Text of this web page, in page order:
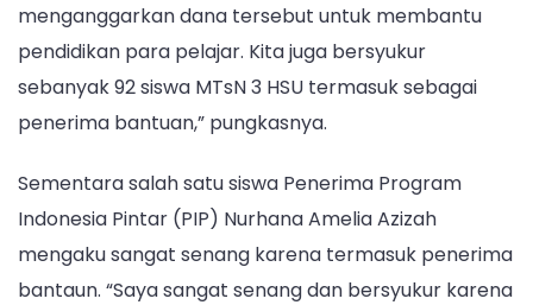
menganggarkan dana tersebut untuk membantu
pendidikan para pelajar. Kita juga bersyukur
sebanyak 92 siswa MTsN 3 HSU termasuk sebagai
penerima bantuan,” pungkasnya.
Sementara salah satu siswa Penerima Program
Indonesia Pintar (PIP) Nurhana Amelia Azizah
mengaku sangat senang karena termasuk penerima
bantaun. “Saya sangat senang dan bersyukur karena